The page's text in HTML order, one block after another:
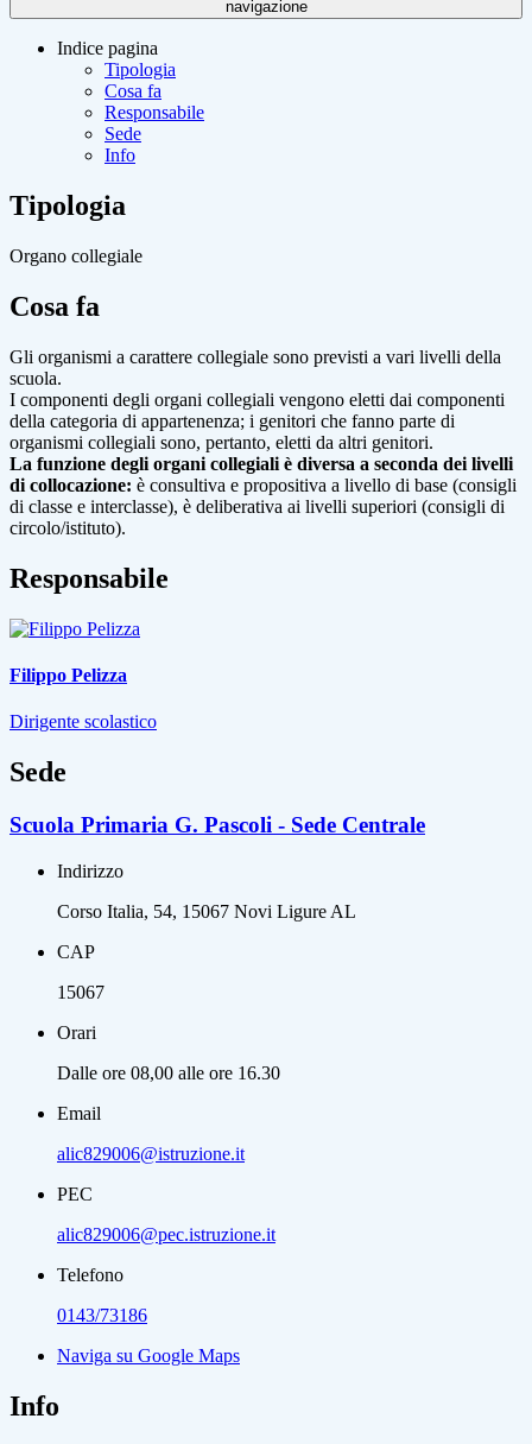
navigazione
Indice pagina
Tipologia
Cosa fa
Responsabile
Sede
Info
Tipologia
Organo collegiale
Cosa fa
Gli organismi a carattere collegiale sono previsti a vari livelli della
scuola.
I componenti degli organi collegiali vengono eletti dai componenti
della categoria di appartenenza; i genitori che fanno parte di
organismi collegiali sono, pertanto, eletti da altri genitori.
La funzione degli organi collegiali è diversa a seconda dei livelli
di collocazione: è consultiva e propositiva a livello di base (consigli
di classe e interclasse), è deliberativa ai livelli superiori (consigli di
circolo/istituto).
Responsabile
Filippo Pelizza
Dirigente scolastico
Sede
Scuola Primaria G. Pascoli - Sede Centrale
Indirizzo
Corso Italia, 54, 15067 Novi Ligure AL
CAP
15067
Orari
Dalle ore 08,00 alle ore 16.30
Email
alic829006@istruzione.it
PEC
alic829006@pec.istruzione.it
Telefono
0143/73186
Naviga su Google Maps
Info